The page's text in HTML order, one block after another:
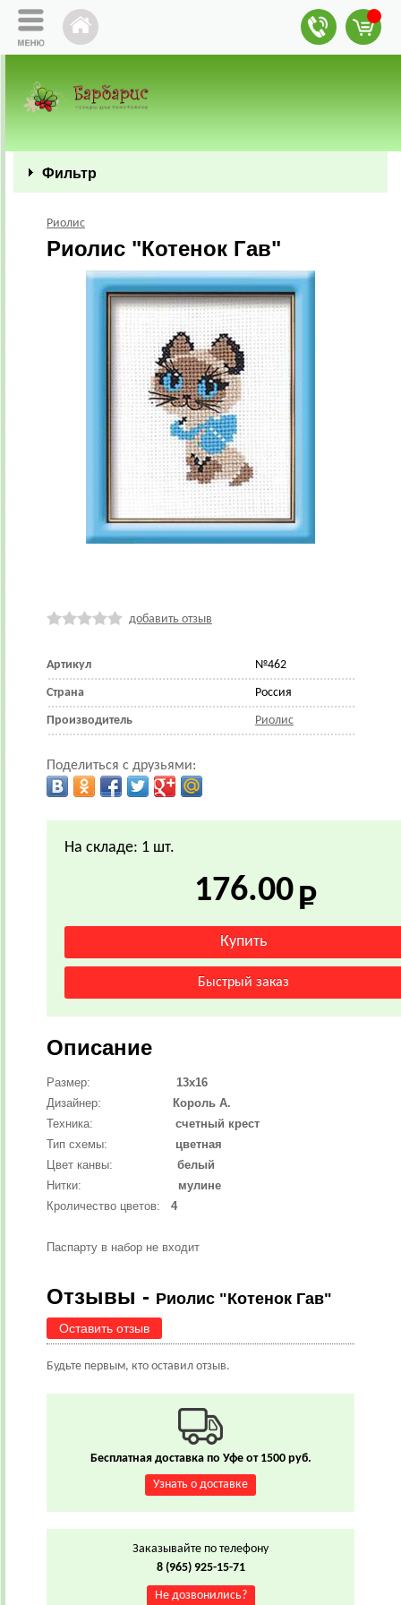
Фильтр
Риолис
Риолис "Котенок Гав"
добавить отзыв
Артикул №462
Страна Россия
Производитель Риолис
Поделиться с друзьями:
На складе: 1 шт.
176.00
Описание
Размер:
13х16
Дизайнер:
Король А.
Техника:
счетный крест
Тип схемы: цветная
Цвет канвы: белый
Нитки:
мулине
Кроличество цветов: 4
Паспарту в набор не входит
Отзывы - Риолис "Котенок Гав"
Оставить отзыв
Будьте первым, кто оставил отзыв.
Бесплатная доставка по Уфе от 1500 руб.
Узнать о доставке
Заказывайте по телефону
8 (965) 925-15-71
Не дозвонились?